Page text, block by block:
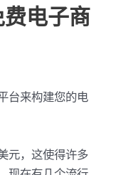
电子商
台来构建您的电
元，这使得许多